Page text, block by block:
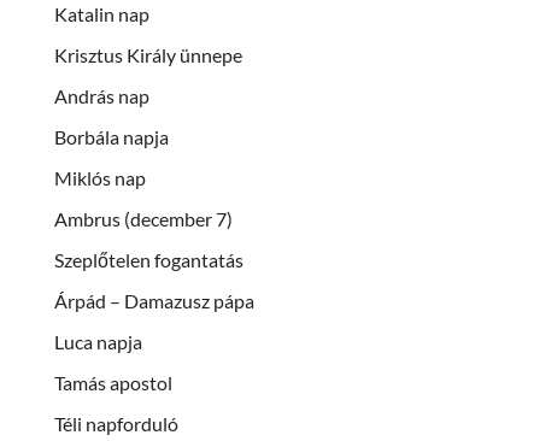
Katalin nap
Krisztus Király ünnepe
András nap
Borbála napja
Miklós nap
Ambrus (december 7)
Szeplőtelen fogantatás
Árpád – Damazusz pápa
Luca napja
Tamás apostol
Téli napforduló